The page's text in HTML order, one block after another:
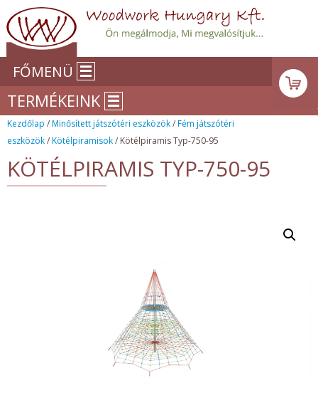
FŐMENÜ
Kezdőlap /Minősített játszótéri eszközök/Fém játszótéri
eszközök/Kötélpiramisok/ Kötélpiramis Typ-750-95
KÖTÉLPIRAMIS TYP-750-95
TERMÉKEINK